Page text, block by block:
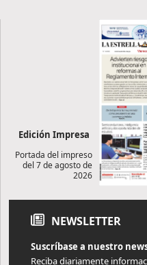
Edición Impresa
Portada del impreso
del 7 de agosto de
2026
NEWSLETTER
Suscríbase a nuestro
Reciba diariamente